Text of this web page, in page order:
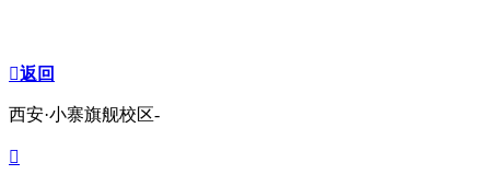
返回
西安·小寨旗舰校区-
